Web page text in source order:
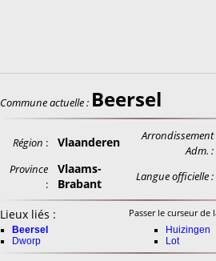
Commune actuelle : Beersel
Région : Vlaanderen
Arrondissement
Adm. :
Province
:
Vlaams-
Brabant
Langue officielle :
Lieux liés : Passer le curseur
Beersel
Dworp
Huizingen
Lot